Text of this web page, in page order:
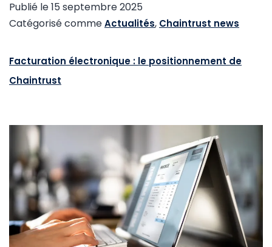
Publié le15 septembre 2025
Catégorisé commeActualités, Chaintrust news
Facturation électronique : le positionnement de
Chaintrust